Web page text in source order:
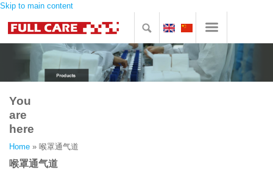
Skip to main content
You
are
here
Home » 喉罩通气道
喉罩通气道